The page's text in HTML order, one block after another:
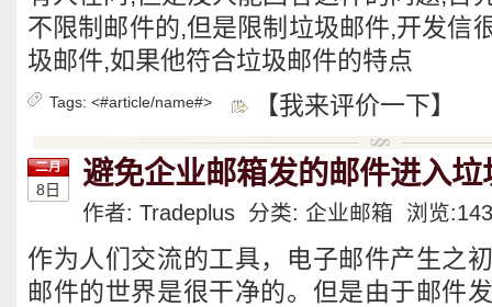
不限制邮件的,但是限制垃圾邮件,开发信
圾邮件,如果他符合垃圾邮件的特点
Tags: <#article/name#> 【我来评价一下】
二月
8日 避免企业邮箱发的邮件进入垃
作者: Tradeplus 分类: 企业邮箱 浏览:
作为人们交流的工具，电子邮件产生之
邮件的世界是很干净的。但是由于邮件